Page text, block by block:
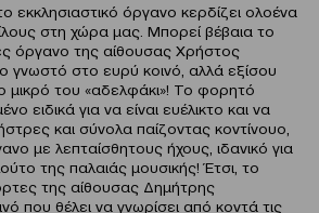
εκκλησιαστικό όργανο κερδίζει ολοένα
στη χώρα μας. Μπορεί βέβαια το
όργανο της αίθουσας Χρήστος
γνωστό στο ευρύ κοινό, αλλά εξίσου
μικρό του «αδελφάκι»! Το φορητό
ειδικά για να είναι ευέλικτο και να
και σύνολα παίζοντας κοντίνουο,
με λεπταίσθητους ήχους, ιδανικό για
της παλαιάς μουσικής! Έτσι, το
της αίθουσας Δημήτρης
που θέλει να γνωρίσει από κοντά τις